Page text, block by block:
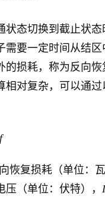
状态切换到截止状
需要一定时间从结
的损耗，称为反向恢
相对复杂，可以通过
f
恢复损耗（单位：瓦
（单位：伏特）， I